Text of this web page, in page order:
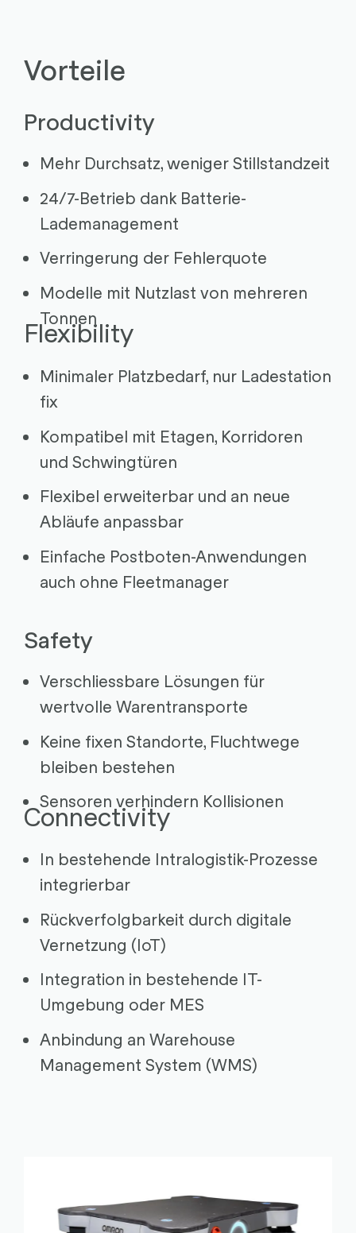
Vorteile
Productivity
Mehr Durchsatz, weniger Stillstandzeit
24/7-Betrieb dank Batterie-
Lademanagement
Verringerung der Fehlerquote
Modelle mit Nutzlast von mehreren
Tonnen
Flexibility
Minimaler Platzbedarf, nur Ladestation
fix
Kompatibel mit Etagen, Korridoren
und Schwingtüren
Flexibel erweiterbar und an neue
Abläufe anpassbar
Einfache Postboten-Anwendungen
auch ohne Fleetmanager
Safety
Verschliessbare Lösungen für
wertvolle Warentransporte
Keine fixen Standorte, Fluchtwege
bleiben bestehen
Sensoren verhindern Kollisionen
Connectivity
In bestehende Intralogistik-Prozesse
integrierbar
Rückverfolgbarkeit durch digitale
Vernetzung (IoT)
Integration in bestehende IT-
Umgebung oder MES
Anbindung an Warehouse
Management System (WMS)